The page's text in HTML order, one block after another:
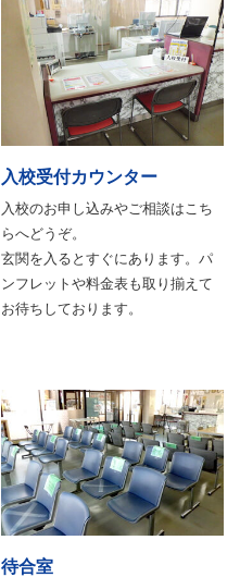
入校受付カウンター
入校のお申し込みやご相談はこち
らへどうぞ。
玄関を入るとすぐにあります。パ
ンフレットや料金表も取り揃えて
お待ちしております。
待合室